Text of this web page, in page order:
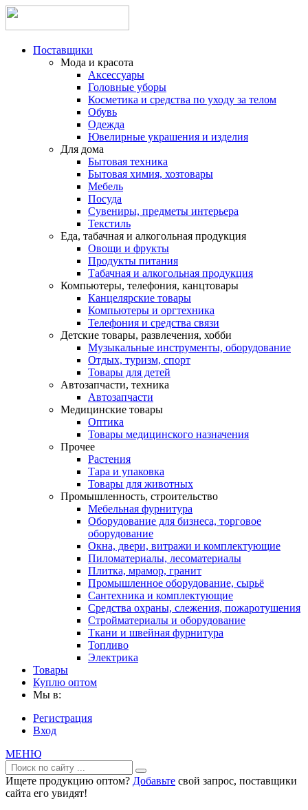
Поставщики
Мода и красота
Аксессуары
Головные уборы
Косметика и средства по уходу за телом
Обувь
Одежда
Ювелирные украшения и изделия
Для дома
Бытовая техника
Бытовая химия, хозтовары
Мебель
Посуда
Сувениры, предметы интерьера
Текстиль
Еда, табачная и алкогольная продукция
Овощи и фрукты
Продукты питания
Табачная и алкогольная продукция
Компьютеры, телефония, канцтовары
Канцелярские товары
Компьютеры и оргтехника
Телефония и средства связи
Детские товары, развлечения, хобби
Музыкальные инструменты, оборудование
Отдых, туризм, спорт
Товары для детей
Автозапчасти, техника
Автозапчасти
Медицинские товары
Оптика
Товары медицинского назначения
Прочее
Растения
Тара и упаковка
Товары для животных
Промышленность, строительство
Мебельная фурнитура
Оборудование для бизнеса, торговое
оборудование
Окна, двери, витражи и комплектующие
Пиломатериалы, лесоматериалы
Плитка, мрамор, гранит
Промышленное оборудование, сырьё
Сантехника и комплектующие
Средства охраны, слежения, пожаротушения
Стройматериалы и оборудование
Ткани и швейная фурнитура
Топливо
Электрика
Товары
Куплю оптом
Мы в:
Регистрация
Вход
МЕНЮ
Ищете продукцию оптом? Добавьте свой запрос, поставщики
сайта его увидят!